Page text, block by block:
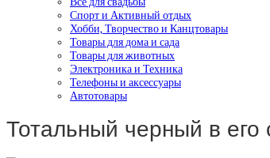
Спорт и Активный отдых
Хобби, Творчество и Канцтовары
Товары для дома и сада
Товары для животных
Электроника и Техника
Телефоны и аксессуары
Автотовары
Тотальный черный в